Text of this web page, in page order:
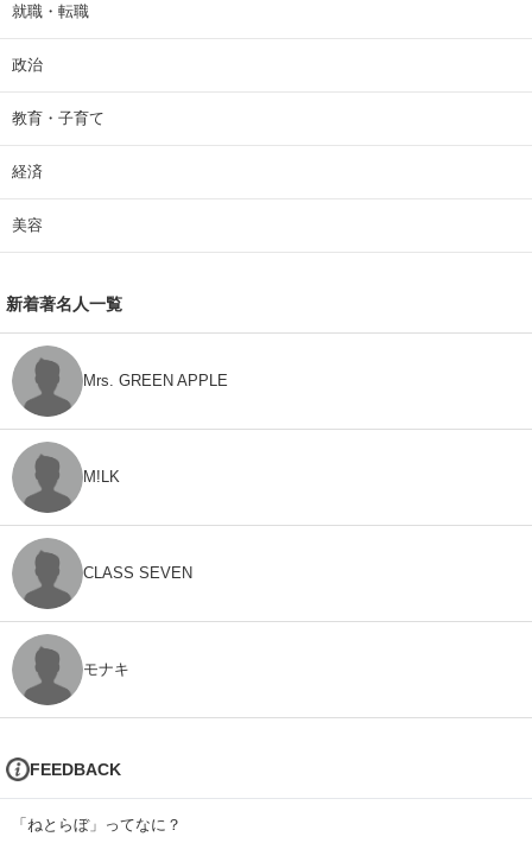
就職・転職
政治
教育・子育て
経済
美容
新着著名人一覧
Mrs. GREEN APPLE
M!LK
CLASS SEVEN
モナキ
FEEDBACK
「ねとらぼ」ってなに？